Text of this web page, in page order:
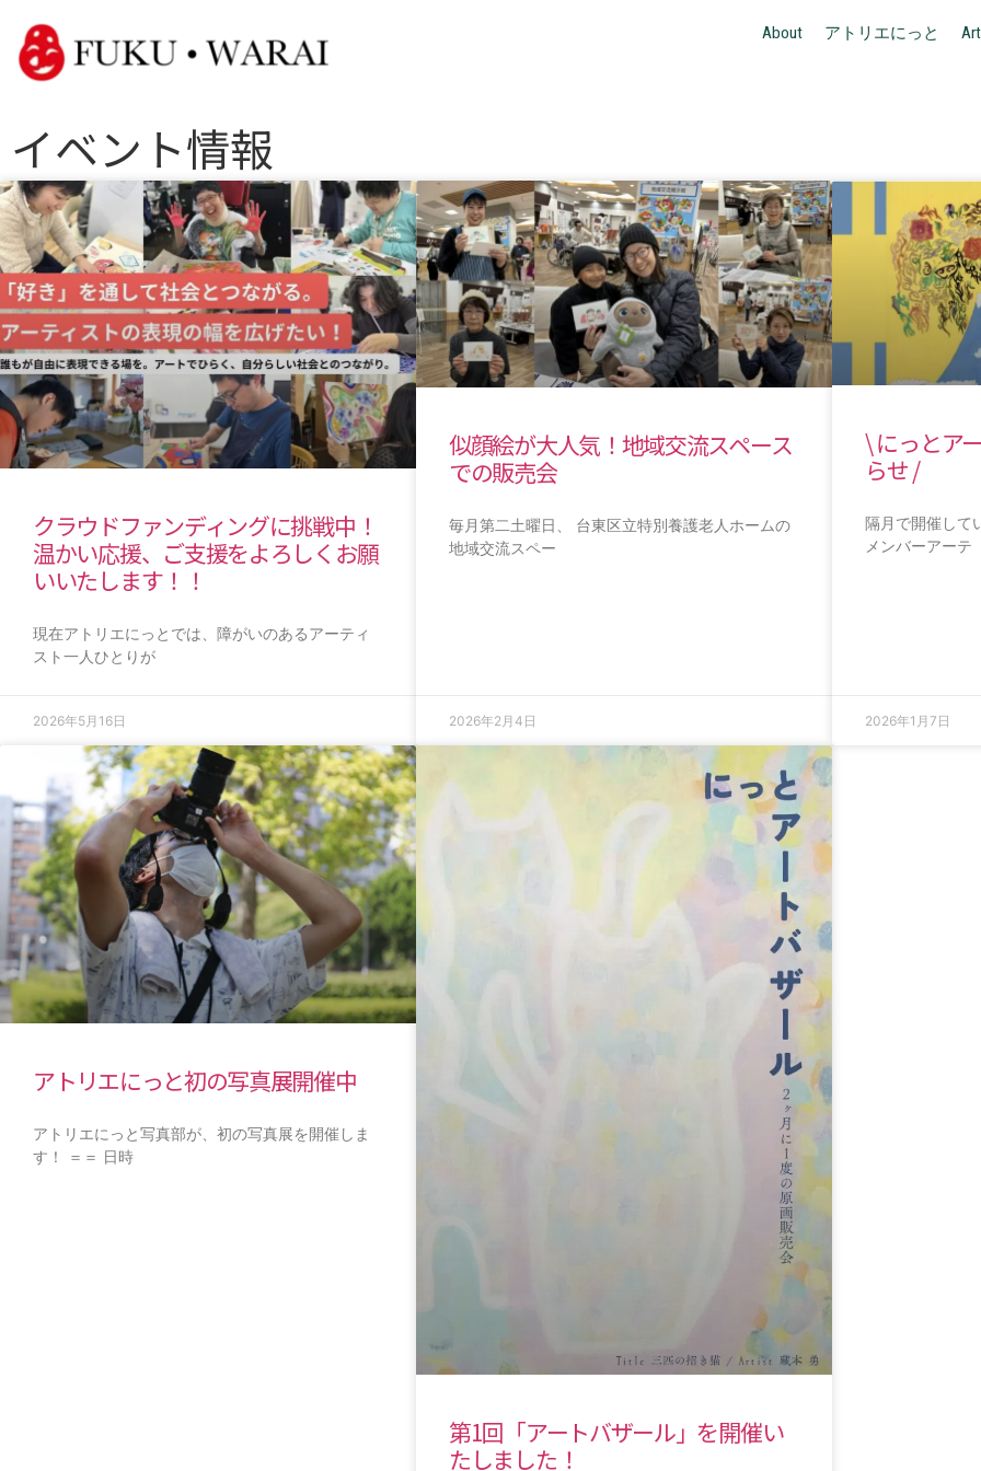
About アトリエにっと
イベント情報
クラウドファンディングに挑戦中！
温かい応援、ご支援をよろしくお願
いいたします！！
現在アトリエにっとでは、障がいのあるアーティ
スト一人ひとりが
2026年5月16日
似顔絵が大人気！地域交流スペース
での販売会
毎月第二土曜日、 台東区立特別養護老人ホームの
地域交流スペー
2026年2月4日
\ にっとア
らせ /
隔月で開催して
メンバーアーテ
2026年1月7日
アトリエにっと初の写真展開催中
アトリエにっと写真部が、初の写真展を開催しま
す！ ＝＝ 日時
第1回「アートバザール」を開催い
たしました！